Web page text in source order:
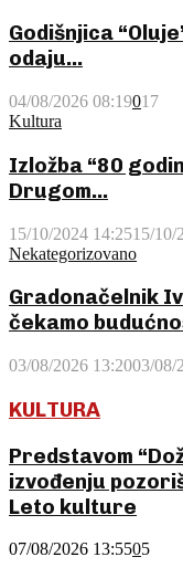
Godišnjica
odaju...
04/08/2026 08:19017
Kultura
Izložba “80
Drugom...
15/10/2024 14:2515/10/
Nekategorizovano
Gradonačelnik
čekamo
03/08/2026 13:2003/08/
KULTURA
Predstavom
izvođenju
Leto kulture
07/08/2026 13:5505